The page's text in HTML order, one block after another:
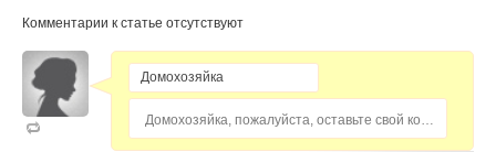
Комментарии к статье отсутствуют